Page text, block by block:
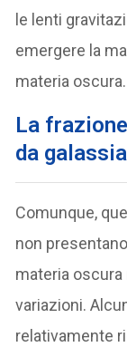
le lenti
emergere la
materia oscura.
La
da
Comunque,
non
materia
variazioni.
relativamente